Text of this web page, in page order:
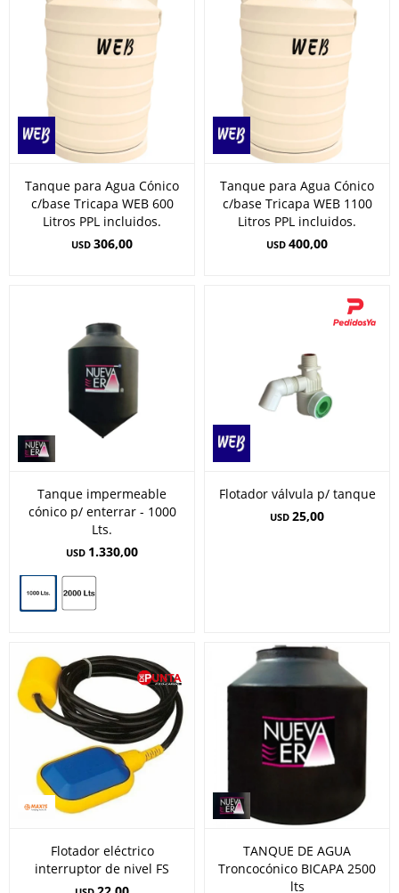
Tanque para Agua Cónico
c/base Tricapa WEB 600
Litros PPL incluidos.
USD 306,00
Tanque para Agua Cónico
c/base Tricapa WEB 1100
Litros PPL incluidos.
USD 400,00
Tanque impermeable
cónico p/ enterrar - 1000
Lts.
USD 1.330,00
Flotador válvula p/ tanque
USD 25,00
Flotador eléctrico
interruptor de nivel FS
TANQUE DE AGUA
Troncocónico BICAPA 2500
lts